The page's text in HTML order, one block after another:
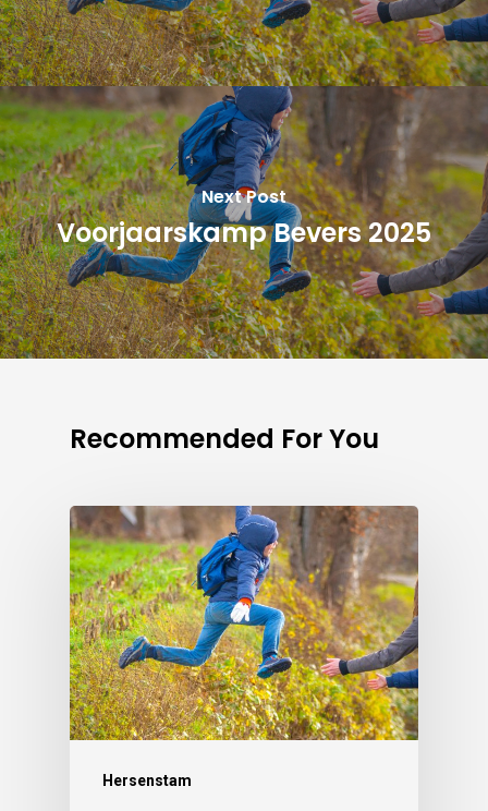
Next Post
Voorjaarskamp Bevers 2025
Recommended For You
Hersenstam